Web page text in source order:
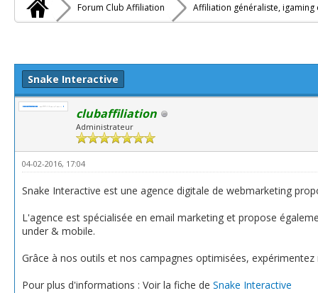
Forum Club Affiliation Affiliation généraliste, igaming
Snake Interactive
clubaffiliation
Administrateur
04-02-2016, 17:04
Snake Interactive est une agence digitale de webmarketing
L'agence est spécialisée en email marketing et propose
under & mobile.
Grâce à nos outils et nos campagnes optimisées,
Pour plus d'informations : Voir la fiche de Snake Interactive